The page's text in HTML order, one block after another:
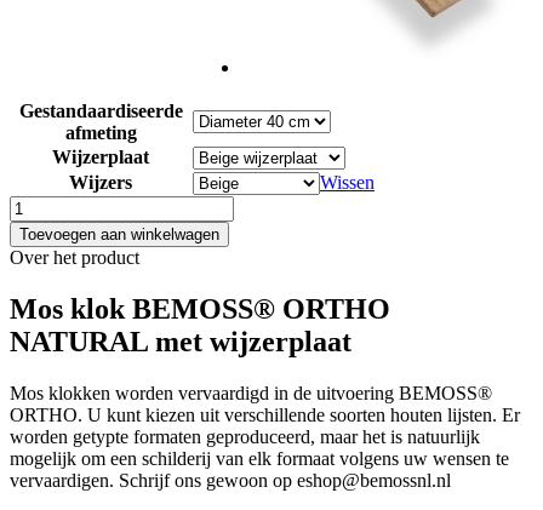
Gestandaardiseerde
afmeting
Wijzerplaat
Wijzers
Wissen
Mos
klok
BEMOSS®
ORTHO
NATURAL
met
wijzerplaat
aantal
Toevoegen aan winkelwagen
Over het product
Mos klok BEMOSS® ORTHO
NATURAL met wijzerplaat
Mos klokken worden vervaardigd in de uitvoering BEMOSS®
ORTHO. U kunt kiezen uit verschillende soorten houten lijsten. Er
worden getypte formaten geproduceerd, maar het is natuurlijk
mogelijk om een schilderij van elk formaat volgens uw wensen te
vervaardigen. Schrijf ons gewoon op eshop@bemossnl.nl